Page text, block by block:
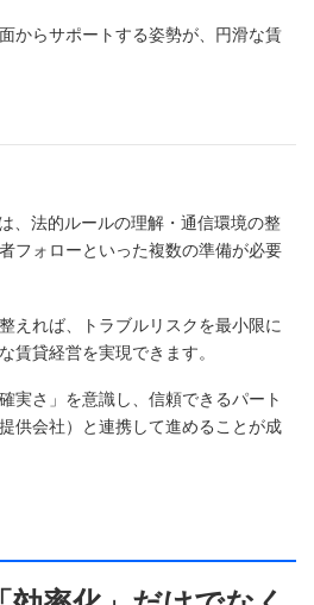
からサポートする姿勢が、円滑な賃
、法的ルールの理解・通信環境の整
フォローといった複数の準備が必要
えれば、トラブルリスクを最小限に
賃貸経営を実現できます。
実さ」を意識し、信頼できるパート
供会社）と連携して進めることが成